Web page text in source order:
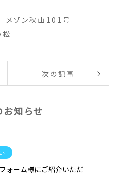
ゾン秋山101号
次の記事
知らせ
ォーム様にご紹介いただ